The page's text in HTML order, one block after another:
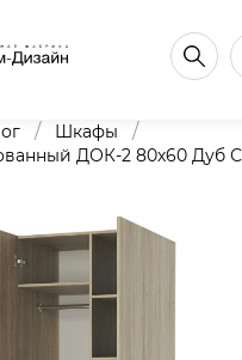
/ Шкафы /
ДОК-2 80х60 Дуб